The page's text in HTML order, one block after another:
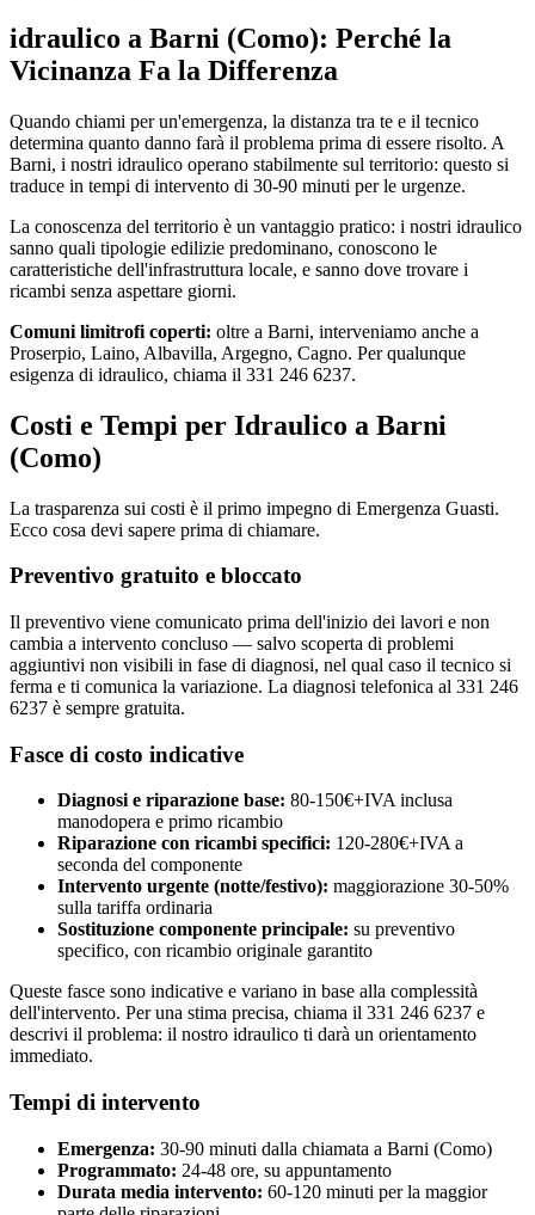
idraulico a Barni (Como): Perché la
Vicinanza Fa la Differenza
Quando chiami per un'emergenza, la distanza tra te e il tecnico
determina quanto danno farà il problema prima di essere risolto. A
Barni, i nostri idraulico operano stabilmente sul territorio: questo si
traduce in tempi di intervento di 30-90 minuti per le urgenze.
La conoscenza del territorio è un vantaggio pratico: i nostri idraulico
sanno quali tipologie edilizie predominano, conoscono le
caratteristiche dell'infrastruttura locale, e sanno dove trovare i
ricambi senza aspettare giorni.
Comuni limitrofi coperti: oltre a Barni, interveniamo anche a
Proserpio, Laino, Albavilla, Argegno, Cagno. Per qualunque
esigenza di idraulico, chiama il 331 246 6237.
Costi e Tempi per Idraulico a Barni
(Como)
La trasparenza sui costi è il primo impegno di Emergenza Guasti.
Ecco cosa devi sapere prima di chiamare.
Preventivo gratuito e bloccato
Il preventivo viene comunicato prima dell'inizio dei lavori e non
cambia a intervento concluso — salvo scoperta di problemi
aggiuntivi non visibili in fase di diagnosi, nel qual caso il tecnico si
ferma e ti comunica la variazione. La diagnosi telefonica al 331 246
6237 è sempre gratuita.
Fasce di costo indicative
Diagnosi e riparazione base: 80-150€+IVA inclusa
manodopera e primo ricambio
Riparazione con ricambi specifici: 120-280€+IVA a
seconda del componente
Intervento urgente (notte/festivo): maggiorazione 30-50%
sulla tariffa ordinaria
Sostituzione componente principale: su preventivo
specifico, con ricambio originale garantito
Queste fasce sono indicative e variano in base alla complessità
dell'intervento. Per una stima precisa, chiama il 331 246 6237 e
descrivi il problema: il nostro idraulico ti darà un orientamento
immediato.
Tempi di intervento
Emergenza: 30-90 minuti dalla chiamata a Barni (Como)
Programmato: 24-48 ore, su appuntamento
Durata media intervento: 60-120 minuti per la maggior